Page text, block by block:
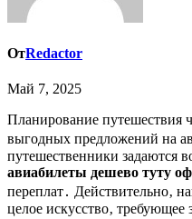
ОтRedactor
Май 7, 2025
Планирование путешествия часто начинается с поиска самых
выгодных предложений на
путешественники задаются
авиабилеты дешево туту
переплат․ Действительно‚
целое искусство‚